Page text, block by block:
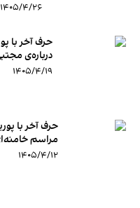
۱۴۰۵/۴/۲۶
حرف آخر با
درباره‌ی
۱۴۰۵/۴/۱۹
حرف آخر با
مراسم
۱۴۰۵/۴/۱۲